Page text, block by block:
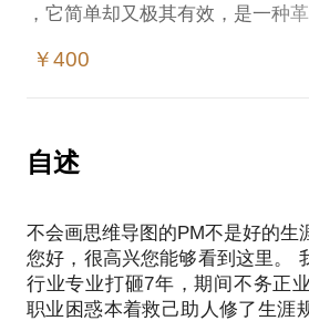
，它简单却又极其有效，是一种
相互隶属与相关的层级图表现出
在科学与艺术、逻辑与想象之间
人类大脑的无限潜能。思维导图
1.5小时时间，大锤可以带您了解
则如何？并带您绘制思维导图。
您往期的作品，一起探讨改进。
￥400
自述
不会画思维导图的PM不是好的生
您好，很高兴您能够看到这里。
行业专业打砸7年，期间不务正
职业困惑本着救己助人修了生涯